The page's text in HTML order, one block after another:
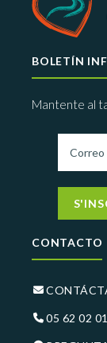
BOLETÍN
Mantente al
CONTACTO
05 62 02